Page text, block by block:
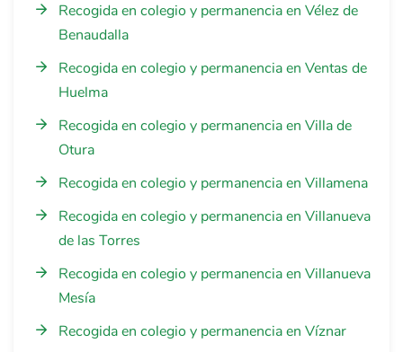
Recogida en colegio y permanencia en Vélez de
Benaudalla
Recogida en colegio y permanencia en Ventas de
Huelma
Recogida en colegio y permanencia en Villa de
Otura
Recogida en colegio y permanencia en Villamena
Recogida en colegio y permanencia en Villanueva
de las Torres
Recogida en colegio y permanencia en Villanueva
Mesía
Recogida en colegio y permanencia en Víznar